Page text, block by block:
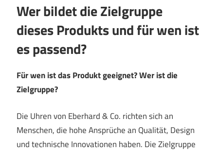
Wer bildet die Zielgruppe
dieses Produkts und für wen ist
es passend?
Für wen ist das Produkt geeignet? Wer ist die
Zielgruppe?
Die Uhren von Eberhard & Co. richten sich an
Menschen, die hohe Ansprüche an Qualität, Design
und technische Innovationen haben. Die Zielgruppe